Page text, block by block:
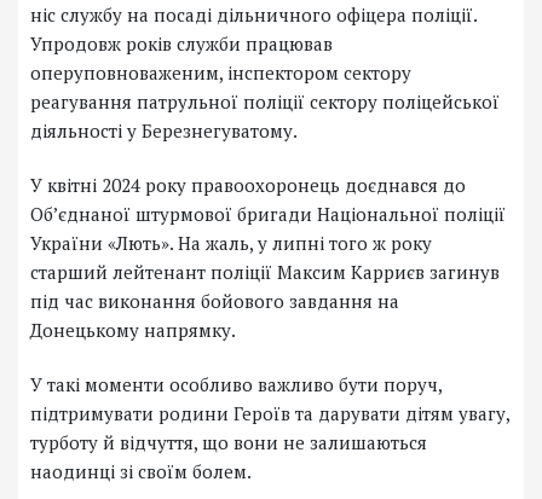
ніс службу на посаді дільничного офіцера поліції.
Упродовж років служби працював
оперуповноваженим, інспектором сектору
реагування патрульної поліції сектору поліцейської
діяльності у Березнегуватому.
У квітні 2024 року правоохоронець доєднався до
Об’єднаної штурмової бригади Національної поліції
України «Лють». На жаль, у липні того ж року
старший лейтенант поліції Максим Карриєв загинув
під час виконання бойового завдання на
Донецькому напрямку.
У такі моменти особливо важливо бути поруч,
підтримувати родини Героїв та дарувати дітям увагу,
турботу й відчуття, що вони не залишаються
наодинці зі своїм болем.